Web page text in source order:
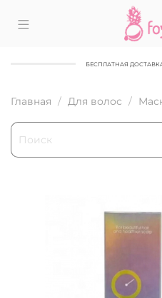
БЕСПЛАТНАЯ
Главная Для волос